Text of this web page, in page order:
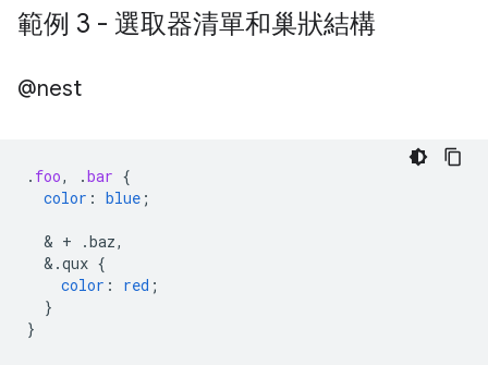
範例 3 - 選取器清單和巢狀結構
@nest
. foo, .bar {
color : blue ;
  &
+
.baz,
& .qux {
color : red ;
}
}